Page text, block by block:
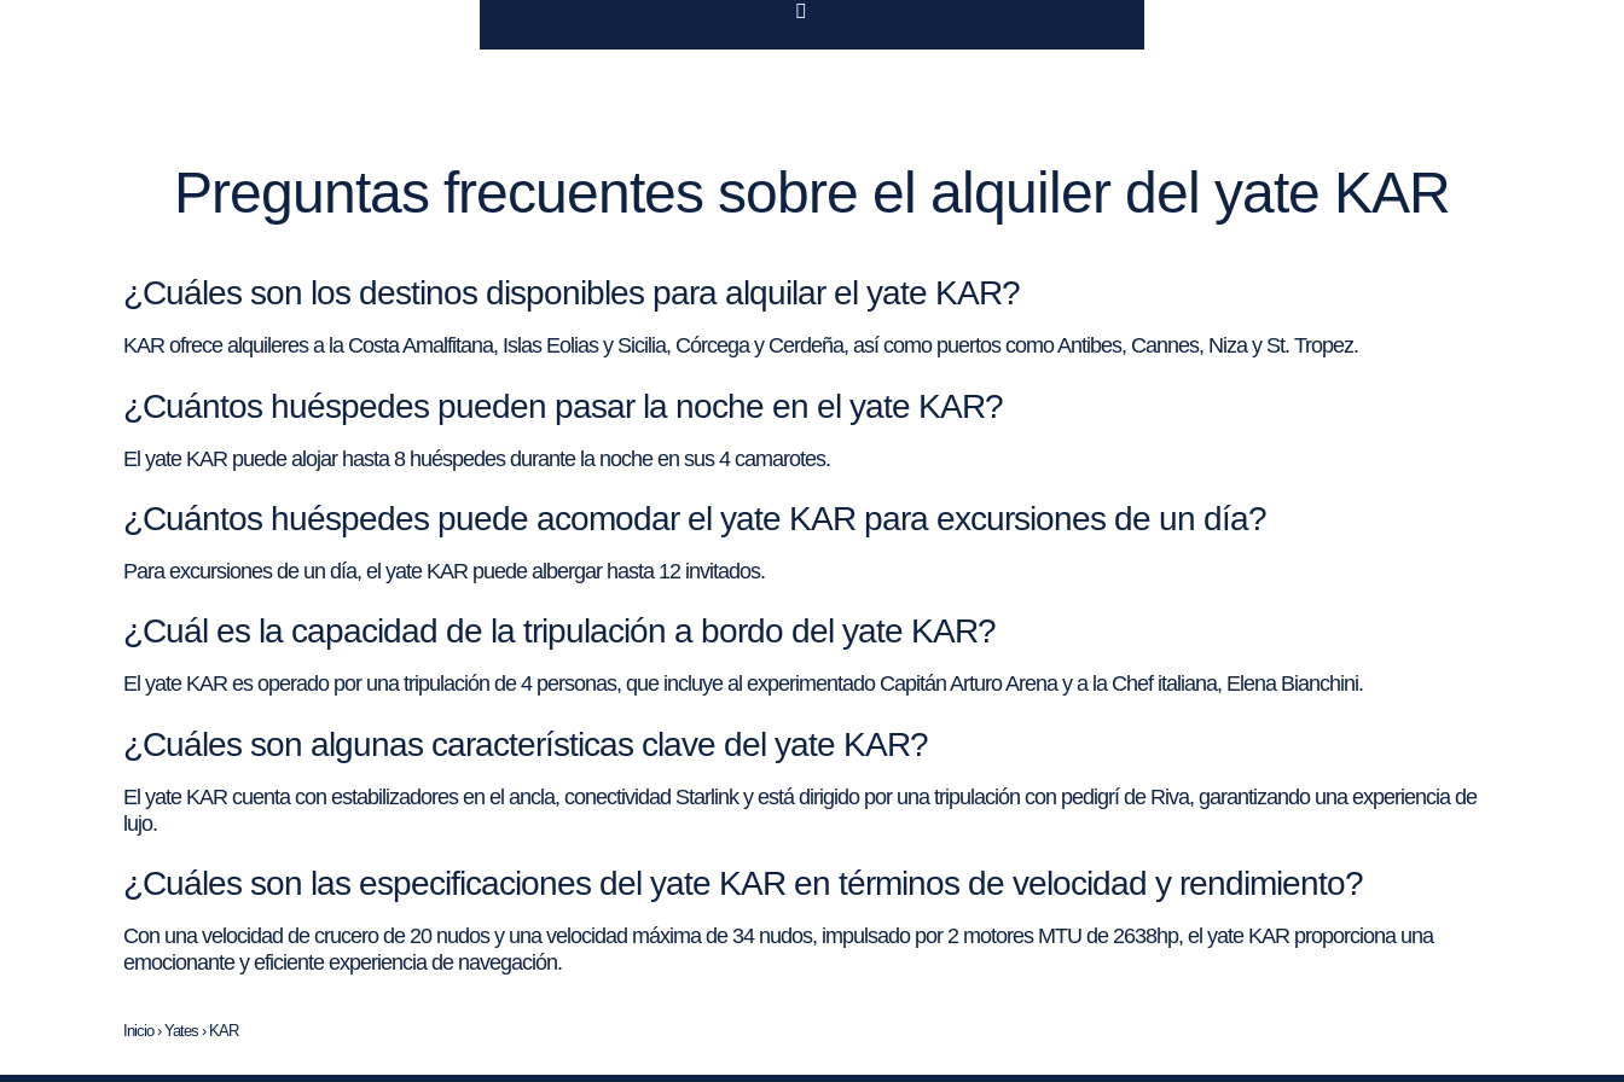
Preguntas frecuentes sobre el alquiler del yate KAR
¿Cuáles son los destinos disponibles para alquilar el yate KAR?
KAR ofrece alquileres a la Costa Amalfitana, Islas Eolias y Sicilia, Córcega y Cerdeña, así como puertos como Antibes, Cannes, Niza y St. Tropez.
¿Cuántos huéspedes pueden pasar la noche en el yate KAR?
El yate KAR puede alojar hasta 8 huéspedes durante la noche en sus 4 camarotes.
¿Cuántos huéspedes puede acomodar el yate KAR para excursiones de un día?
Para excursiones de un día, el yate KAR puede albergar hasta 12 invitados.
¿Cuál es la capacidad de la tripulación a bordo del yate KAR?
El yate KAR es operado por una tripulación de 4 personas, que incluye al experimentado Capitán Arturo Arena y a la Chef italiana, Elena Bianchini.
¿Cuáles son algunas características clave del yate KAR?
El yate KAR cuenta con estabilizadores en el ancla, conectividad Starlink y está dirigido por una tripulación con pedigrí de Riva, garantizando una experiencia de
lujo.
¿Cuáles son las especificaciones del yate KAR en términos de velocidad y rendimiento?
Con una velocidad de crucero de 20 nudos y una velocidad máxima de 34 nudos, impulsado por 2 motores MTU de 2638hp, el yate KAR proporciona una
emocionante y eficiente experiencia de navegación.
Inicio›Yates › KAR